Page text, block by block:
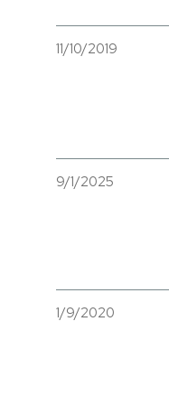
11/10/2019
9/1/2025
1/9/2020